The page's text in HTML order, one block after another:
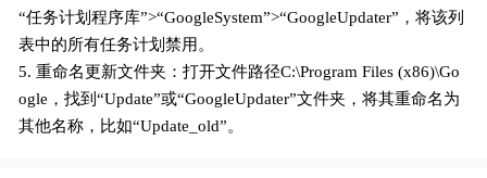
“任务计划程序库”>“GoogleSystem”>“GoogleUpdater”，将该列
表中的所有任务计划禁用。
5. 重命名更新文件夹：打开文件路径C:\Program Files (x86)\Go
ogle，找到“Update”或“GoogleUpdater”文件夹，将其重命名为
其他名称，比如“Update_old”。